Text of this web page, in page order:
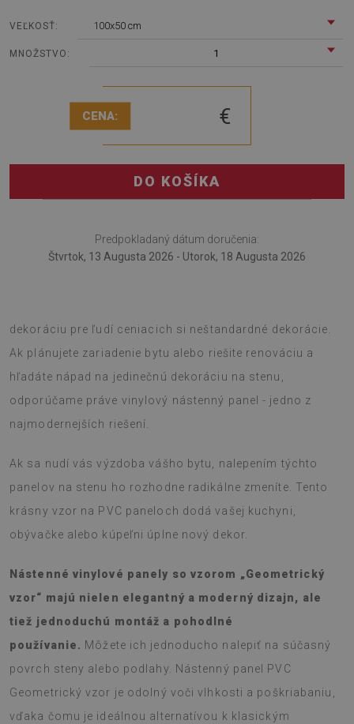
VEĽKOSŤ: 100x50 cm
MNOŽSTVO: 1
CENA: €
DO KOŠÍKA
Predpokladaný dátum doručenia:
Štvrtok, 13 Augusta 2026 - Utorok, 18 Augusta 2026
dekoráciu pre ľudí ceniacich si neštandardné dekorácie.
Ak plánujete zariadenie bytu alebo riešite renováciu a
hľadáte nápad na jedinečnú dekoráciu na stenu,
odporúčame práve vinylový nástenný panel - jedno z
najmodernejších riešení.
Ak sa nudí vás výzdoba vášho bytu, nalepením týchto
panelov na stenu ho rozhodne radikálne zmeníte. Tento
krásny vzor na PVC paneloch dodá vašej kuchyni,
obývačke alebo kúpeľni úplne nový dekor.
Nástenné vinylové panely so vzorom „Geometrický
vzor“ majú nielen elegantný a moderný dizajn, ale
tiež jednoduchú montáž a pohodlné
používanie. Môžete ich jednoducho nalepiť na súčasný
povrch steny alebo podlahy. Nástenný panel PVC
Geometrický vzor je odolný voči vlhkosti a poškriabaniu,
vďaka čomu je ideálnou alternatívou k klasickým